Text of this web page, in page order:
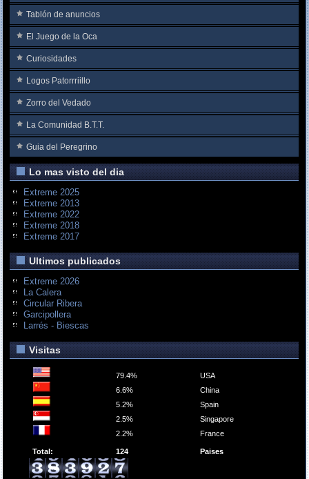
Tablón de anuncios
El Juego de la Oca
Curiosidades
Logos Patorrriillo
Zorro del Vedado
La Comunidad B.T.T.
Guia del Peregrino
Lo mas visto del dia
Extreme 2025
Extreme 2013
Extreme 2022
Extreme 2018
Extreme 2017
Ultimos publicados
Extreme 2026
La Calera
Circular Ribera
Garcipollera
Larrés - Biescas
Visitas
79.4%
USA
6.6%
China
5.2%
Spain
2.5%
Singapore
2.2%
France
Total: 124 Paises